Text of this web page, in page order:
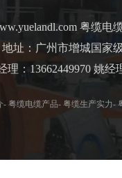
粤缆电
：广州市增城国家级
理：13662449970 姚
- 粤缆电缆产品- 粤缆生产实力-